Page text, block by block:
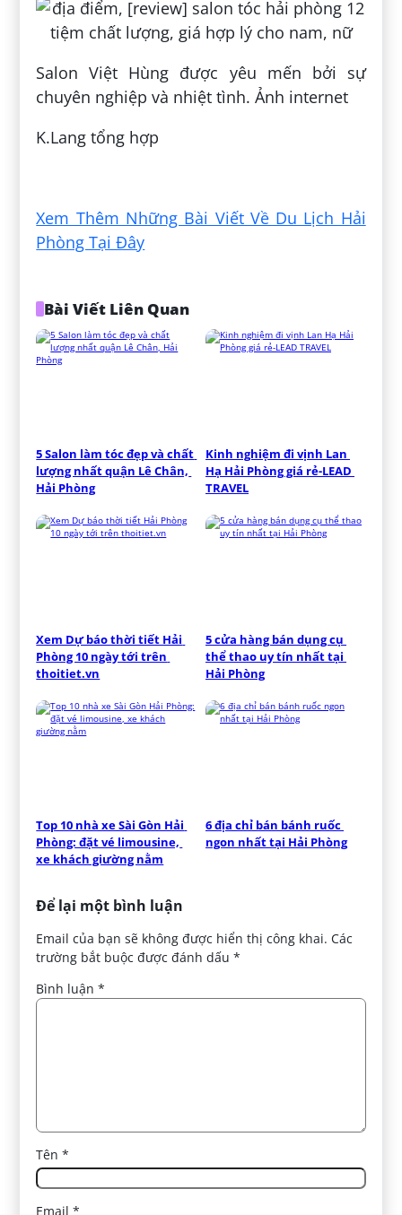
Salon Việt Hùng được yêu mến bởi sự
chuyên nghiệp và nhiệt tình. Ảnh internet
K.Lang tổng hợp
Xem Thêm Những Bài Viết Về Du Lịch Hải
Phòng Tại Đây
Bài Viết Liên Quan
5 Salon làm tóc đẹp và chất
lượng nhất quận Lê Chân,
Hải Phòng
Kinh nghiệm đi vịnh Lan
Hạ Hải Phòng giá rẻ-LEAD
TRAVEL
Xem Dự báo thời tiết Hải
Phòng 10 ngày tới trên
thoitiet.vn
5 cửa hàng bán dụng cụ
thể thao uy tín nhất tại
Hải Phòng
Top 10 nhà xe Sài Gòn Hải
Phòng: đặt vé limousine,
xe khách giường nằm
6 địa chỉ bán bánh ruốc
ngon nhất tại Hải Phòng
Để lại một bình luận
Email của bạn sẽ không được hiển thị công khai. Các
trường bắt buộc được đánh dấu*
Bình luận*
Tên*
Email*